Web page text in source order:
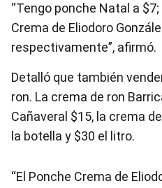
“Tengo ponche Natal a $7;
Crema de Eliodoro
respectivamente”, afirmó.
Detalló que también
ron. La crema de ron
Cañaveral $15, la crema
la botella y $30 el litro.
“El Ponche Crema de